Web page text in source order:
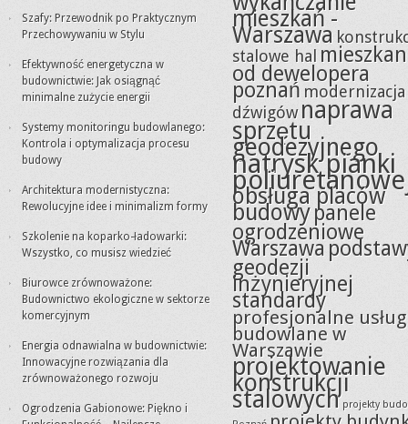
Szafy: Przewodnik po Praktycznym
Przechowywaniu w Stylu
Efektywność energetyczna w
budownictwie: Jak osiągnąć
minimalne zużycie energii
Systemy monitoringu budowlanego:
Kontrola i optymalizacja procesu
budowy
Architektura modernistyczna:
Rewolucyjne idee i minimalizm formy
Szkolenie na koparko-ładowarki:
Wszystko, co musisz wiedzieć
Biurowce zrównoważone:
Budownictwo ekologiczne w sektorze
komercyjnym
Energia odnawialna w budownictwie:
Innowacyjne rozwiązania dla
zrównoważonego rozwoju
Ogrodzenia Gabionowe: Piękno i
mieszkań -
Warszawa
stalowe hal
od dewelopera
poznań modernizacja
dźwigów naprawa
sprzętu
geodezyjnego
natrysk pianki
obsługa placów
budowypanele
ogrodzeniowe
Warszawa
geodezji
inżynieryjnej
standardy
profesjonalne
budowlane w
Warszawie
projektowanie
konstrukcji
stalowych projekty